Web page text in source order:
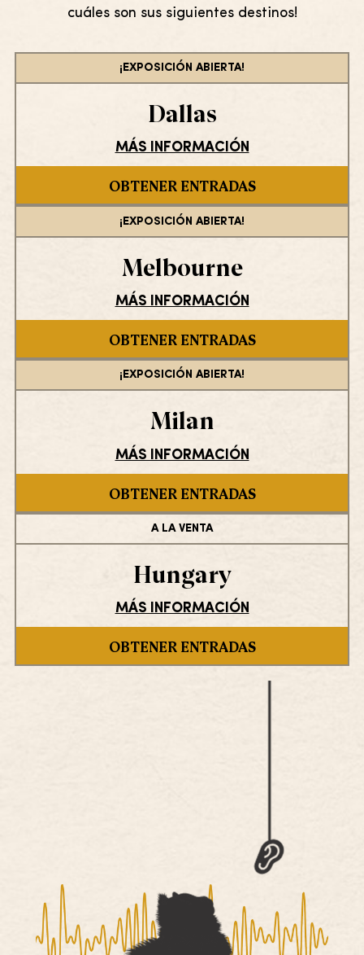
cuáles son sus siguientes destinos!
¡EXPOSICIÓN ABIERTA!
Dallas
MÁS INFORMACIÓN
OBTENER ENTRADAS
¡EXPOSICIÓN ABIERTA!
Melbourne
MÁS INFORMACIÓN
OBTENER ENTRADAS
¡EXPOSICIÓN ABIERTA!
Milan
MÁS INFORMACIÓN
OBTENER ENTRADAS
A LA VENTA
Hungary
MÁS INFORMACIÓN
OBTENER ENTRADAS